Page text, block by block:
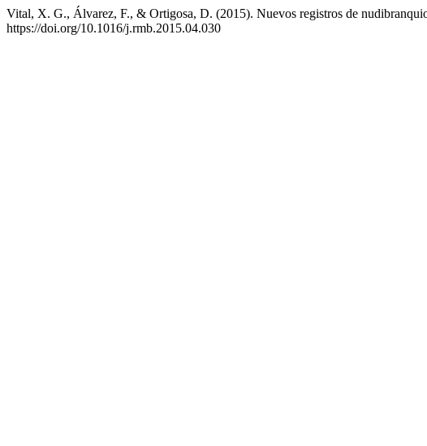
Vital, X. G., Álvarez, F., & Ortigosa, D. (2015). Nuevos registros de
https://doi.org/10.1016/j.rmb.2015.04.030